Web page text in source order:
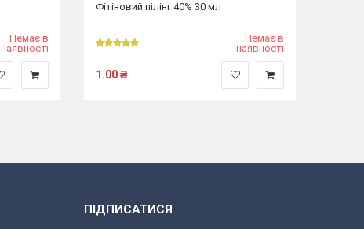
Немає в
наявності
Фітіновий пілінг 40% 30 мл
Немає в
наявності
1.00₴
ПІДПИСАТИСЯ